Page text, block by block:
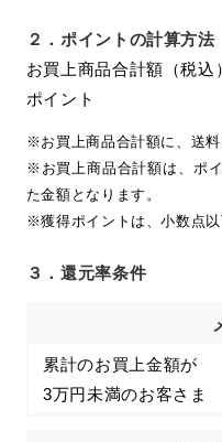
２．ポイントの計算方法
お買上商品合計額（
ポイント
※お買上商品合計額に、送料
※お買上商品合計額は、ポ
た金額となります。
※獲得ポイントは、小数点以
３．還元率条件
累計のお買上金額が
3万円未満のお客さま